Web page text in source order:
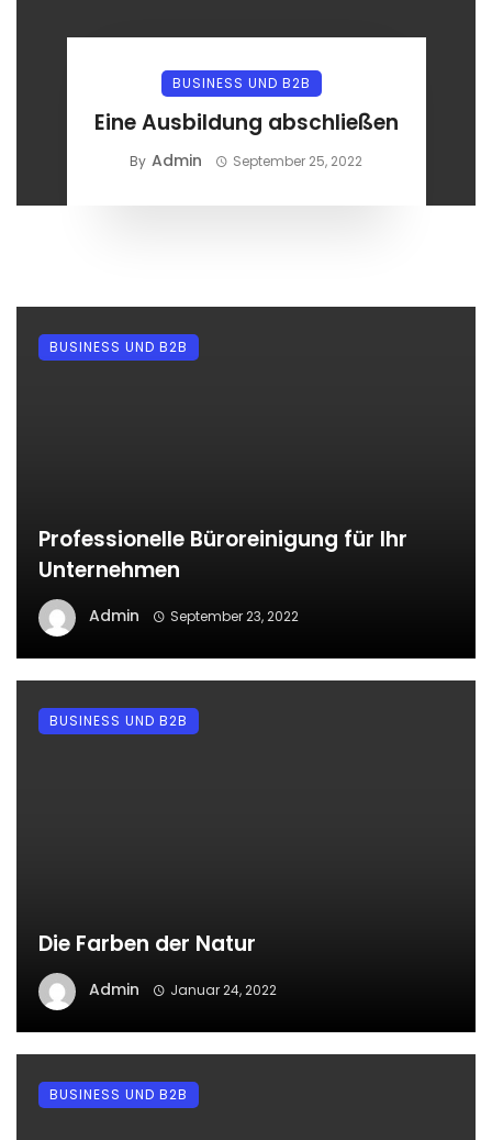
BUSINESS UND B2B
Eine Ausbildung abschließen
By Admin September 25, 2022
Professionelle Büroreinigung für Ihr
Unternehmen
Admin September 23, 2022
BUSINESS UND B2B
Die Farben der Natur
Admin Januar 24, 2022
BUSINESS UND B2B
BUSINESS UND B2B